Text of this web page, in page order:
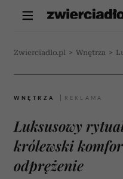
Zwierciadlo.pl > Wnętrza >
WNĘTRZA
Luksusowy
królewski
odprężenie